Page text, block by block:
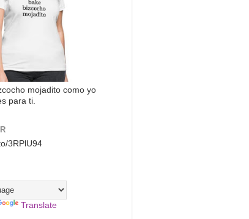
mojadito como yo
para ti.
3RPlU94
Translate